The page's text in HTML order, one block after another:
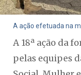
A ação efetuada na
A 18ª ação da
pelas equipes